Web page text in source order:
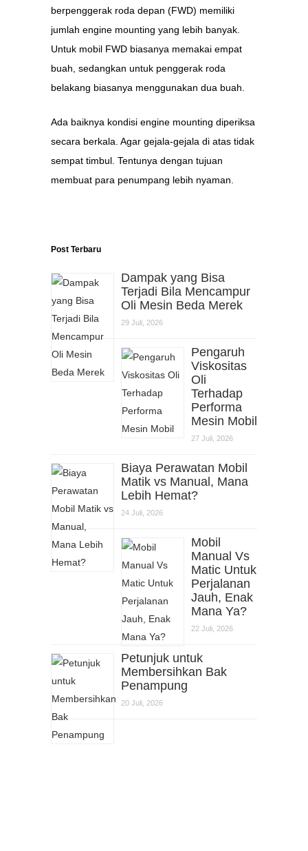
berpenggerak roda depan (FWD) memiliki
jumlah engine mounting yang lebih banyak.
Untuk mobil FWD biasanya memakai empat
buah, sedangkan untuk penggerak roda
belakang biasanya menggunakan dua buah.
Ada baiknya kondisi engine mounting diperiksa
secara berkala. Agar gejala-gejala di atas tidak
sempat timbul. Tentunya dengan tujuan
membuat para penumpang lebih nyaman.
Post Terbaru
Dampak yang Bisa
Terjadi Bila Mencampur
Oli Mesin Beda Merek
29 Juli, 2026
Pengaruh
Viskositas
Oli
Terhadap
Performa
Mesin Mobil
27 Juli, 2026
Biaya Perawatan Mobil
Matik vs Manual, Mana
Lebih Hemat?
24 Juli, 2026
Mobil
Manual Vs
Matic Untuk
Perjalanan
Jauh, Enak
Mana Ya?
22 Juli, 2026
Petunjuk untuk
Membersihkan Bak
Penampung
20 Juli, 2026